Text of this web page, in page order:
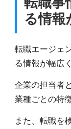
る情報
転職エージェ
る情報が幅広
企業の担当者
業種ごとの特
また、転職を